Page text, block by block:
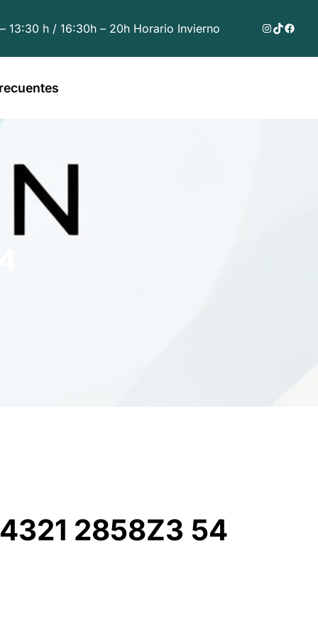
13:30 h / 16:30h – 20h Horario Invierno Instagram
TikTok
2858Z3 54